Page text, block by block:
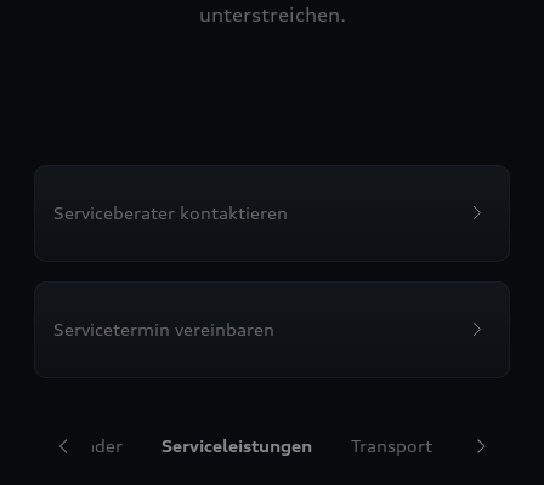
unterstreichen.
Serviceberater kontaktieren
Servicetermin vereinbaren
und Räder Serviceleistungen Transport